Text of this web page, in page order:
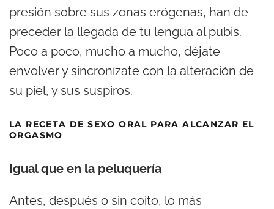
presión sobre sus zonas erógenas, han de
preceder la llegada de tu lengua al pubis.
Poco a poco, mucho a mucho, déjate
envolver y sincronízate con la alteración de
su piel, y sus suspiros.
LA RECETA DE SEXO ORAL PARA ALCANZAR EL
ORGASMO
Igual que en la peluquería
Antes, después o sin coito, lo más